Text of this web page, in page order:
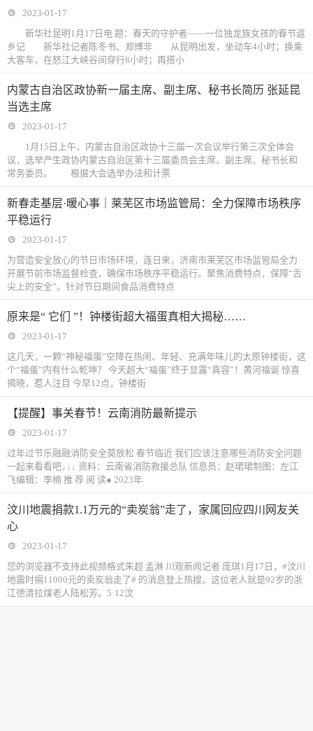
2023-01-17
新华社昆明1月17日电 题：春天的守护者——一位独龙族女孩的春节返
乡记 新华社记者陈冬书、郑博非 从昆明出发，坐动车4小时；换乘
大客车，在怒江大峡谷间穿行8小时；再搭小
内蒙古自治区政协新一届主席、副主席、秘书长简历 张延昆
当选主席
2023-01-17
1月15日上午，内蒙古自治区政协十三届一次会议举行第三次全体会
议，选举产生政协内蒙古自治区第十三届委员会主席、副主席、秘书长和
常务委员。 根据大会选举办法和计票
新春走基层·暖心事｜莱芜区市场监管局：全力保障市场秩序
平稳运行
2023-01-17
为营造安全放心的节日市场环境，连日来，济南市莱芜区市场监管局全力
开展节前市场监督检查，确保市场秩序平稳运行。聚焦消费特点，保障“舌
尖上的安全”。针对节日期间食品消费特点
原来是“ 它们 ”！钟楼街超大福蛋真相大揭秘……
2023-01-17
这几天，一颗“神秘福蛋”空降在热闹、年轻、充满年味儿的太原钟楼街，这
个“福蛋”内有什么乾坤？ 今天超大“福蛋”终于显露“真容”！黄河福诞 惊喜
揭晓，惹人注目 今早12点，钟楼街
【提醒】事关春节！云南消防最新提示
2023-01-17
过年过节乐融融消防安全莫放松 春节临近 我们应该注意哪些消防安全问题
一起来看看吧↓↓↓ 资料：云南省消防救援总队 信息员：赵珺珺制图：左江
飞编辑：李楠 推 荐 阅 读● 2023年
汶川地震捐款1.1万元的“卖炭翁”走了，家属回应四川网友关
心
2023-01-17
您的浏览器不支持此视频格式朱超 孟淋 川观新闻记者 庞琪1月17日，#汶川
地震时捐11000元的卖炭翁走了# 的消息登上热搜。这位老人就是92岁的浙
江德清拉煤老人陆松芳。5·12汶